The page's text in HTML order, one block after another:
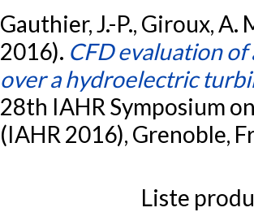
Gauthier, J.-P., Giroux, A.
2016). CFD evaluation
over a hydroelectric
28th IAHR Symposium
(IAHR 2016), Grenoble,
Liste